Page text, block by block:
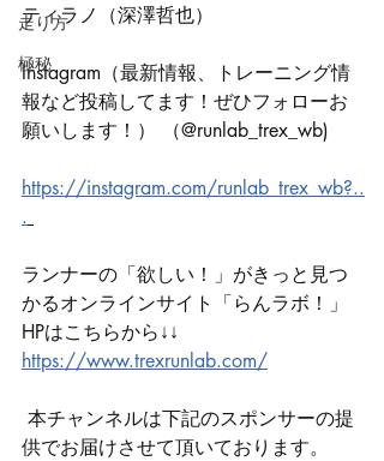
走り方
極秘
ティラノ（深澤哲也）
Instagram（最新情報、トレーニング情
報など投稿してます！ぜひフォローお
願いします！） （@runlab_trex_wb)
https://instagram.com/runlab_trex_wb?..
.
ランナーの「欲しい！」がきっと見つ
かるオンラインサイト「らんラボ！」
HPはこちらから↓↓
https://www.trexrunlab.com/
供でお届けさせて頂いております。